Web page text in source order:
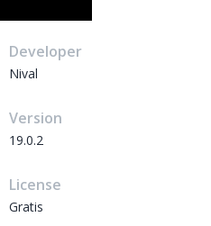
Developer
Nival
Version
19.0.2
License
Gratis